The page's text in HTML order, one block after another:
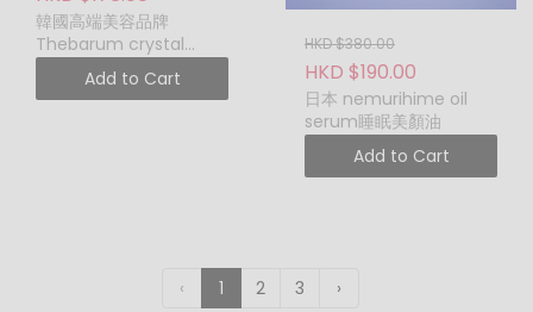
韓國高端美容品牌
Thebarum crystal
clear 安瓶精華(一盒12
Add to Cart
HKD $380.00
HKD $190.00
日本 nemurihime oil
serum睡眠美顏油
Add to Cart
‹ 1 2 3 ›
任何顯示不接受退貨
的折扣產品、清貨產
品或特賣產品。
任何免費贈品及試用
如任何爭議，
異。
若於 PO.POBEAUTY 門市購